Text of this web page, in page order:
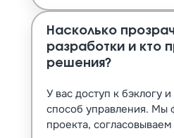
Насколько
разработки и кто
решения?
У вас доступ к бэклогу и
способ управления. Мы
проекта,